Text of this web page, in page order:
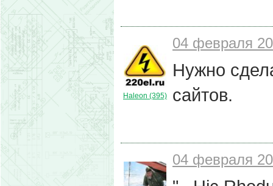
Haleon (395)
04 февраля
Нужно
сайтов.
04 февраля